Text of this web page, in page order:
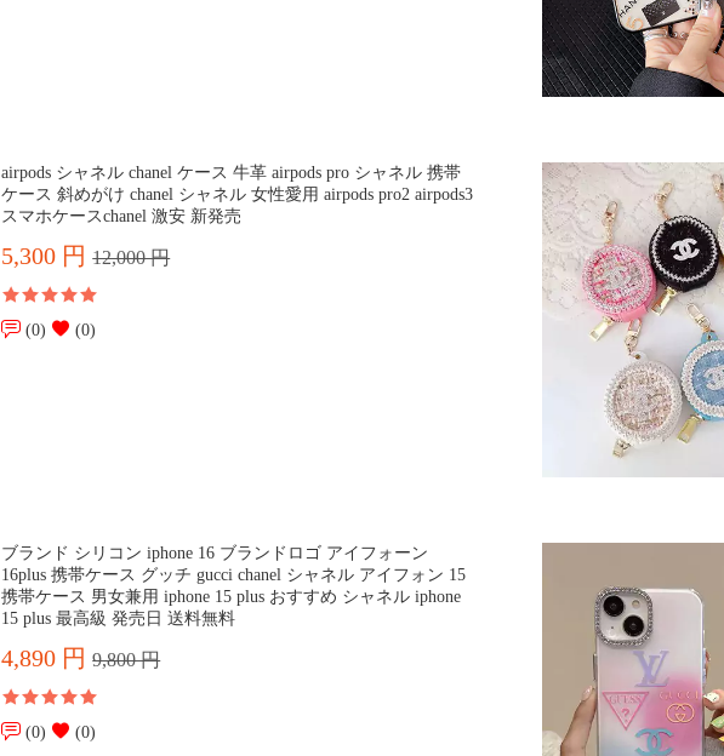
airpods シャネル chanel ケース 牛革 airpods pro シャネル 携帯
ケース 斜めがけ chanel シャネル 女性愛用 airpods pro2 airpods3
スマホケースchanel 激安 新発売
5,300 円12,000 円
(0) (0)
ブランド シリコン iphone 16 ブランドロゴ アイフォーン
16plus 携帯ケース グッチ gucci chanel シャネル アイフォン 15
携帯ケース 男女兼用 iphone 15 plus おすすめ シャネル iphone
15 plus 最高級 発売日 送料無料
4,890 円9,800 円
(0) (0)